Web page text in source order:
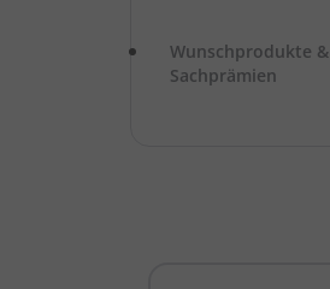
Wunschprodukte &
Sachprämien